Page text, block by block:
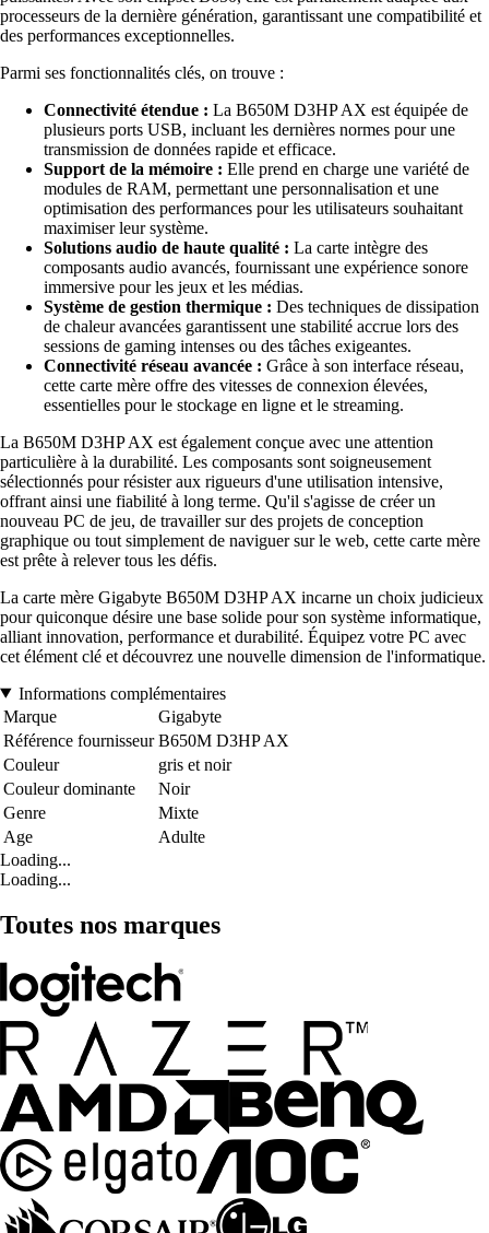
processeurs de la dernière génération, garantissant une compatibilité et
des performances exceptionnelles.
Parmi ses fonctionnalités clés, on trouve :
Connectivité étendue : La B650M D3HP AX est équipée de
plusieurs ports USB, incluant les dernières normes pour une
transmission de données rapide et efficace.
Support de la mémoire : Elle prend en charge une variété de
modules de RAM, permettant une personnalisation et une
optimisation des performances pour les utilisateurs souhaitant
maximiser leur système.
Solutions audio de haute qualité : La carte intègre des
composants audio avancés, fournissant une expérience sonore
immersive pour les jeux et les médias.
Système de gestion thermique : Des techniques de dissipation
de chaleur avancées garantissent une stabilité accrue lors des
sessions de gaming intenses ou des tâches exigeantes.
Connectivité réseau avancée : Grâce à son interface réseau,
cette carte mère offre des vitesses de connexion élevées,
essentielles pour le stockage en ligne et le streaming.
La B650M D3HP AX est également conçue avec une attention
particulière à la durabilité. Les composants sont soigneusement
sélectionnés pour résister aux rigueurs d'une utilisation intensive,
offrant ainsi une fiabilité à long terme. Qu'il s'agisse de créer un
nouveau PC de jeu, de travailler sur des projets de conception
graphique ou tout simplement de naviguer sur le web, cette carte mère
est prête à relever tous les défis.
La carte mère Gigabyte B650M D3HP AX incarne un choix judicieux
pour quiconque désire une base solide pour son système informatique,
alliant innovation, performance et durabilité. Équipez votre PC avec
cet élément clé et découvrez une nouvelle dimension de l'informatique.
Informations complémentaires
Marque
Gigabyte
Référence fournisseur B650M D3HP AX
Couleur
gris et noir
Couleur dominante
Noir
Genre
Mixte
Age
Adulte
Loading...
Loading...
Toutes nos marques